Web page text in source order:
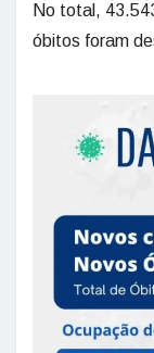
No total,
óbitos foram